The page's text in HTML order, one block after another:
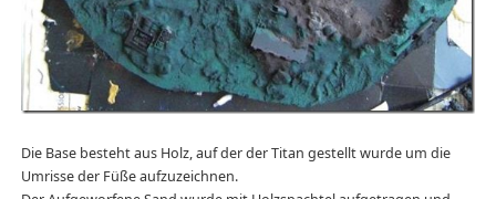
Die Base besteht aus Holz, auf der der Titan gestellt wurde um die
Umrisse der Füße aufzuzeichnen.